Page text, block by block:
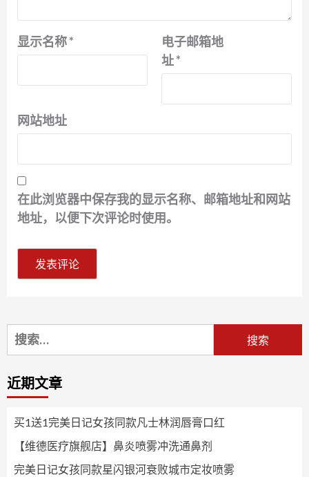
显示名称*
电子邮箱地
址*
网站地址
在此浏览器中保存我的显示名称、邮箱地址和网站
地址，以便下次评论时使用。
搜
索：
近期文章
买1送1完美日记女孩同款凡士林润唇膏口红
【维德医疗旗舰店】鼻炎喷雾冲洗通鼻剂
完美日记女孩同款星闪银河衰败城市定妆喷雾